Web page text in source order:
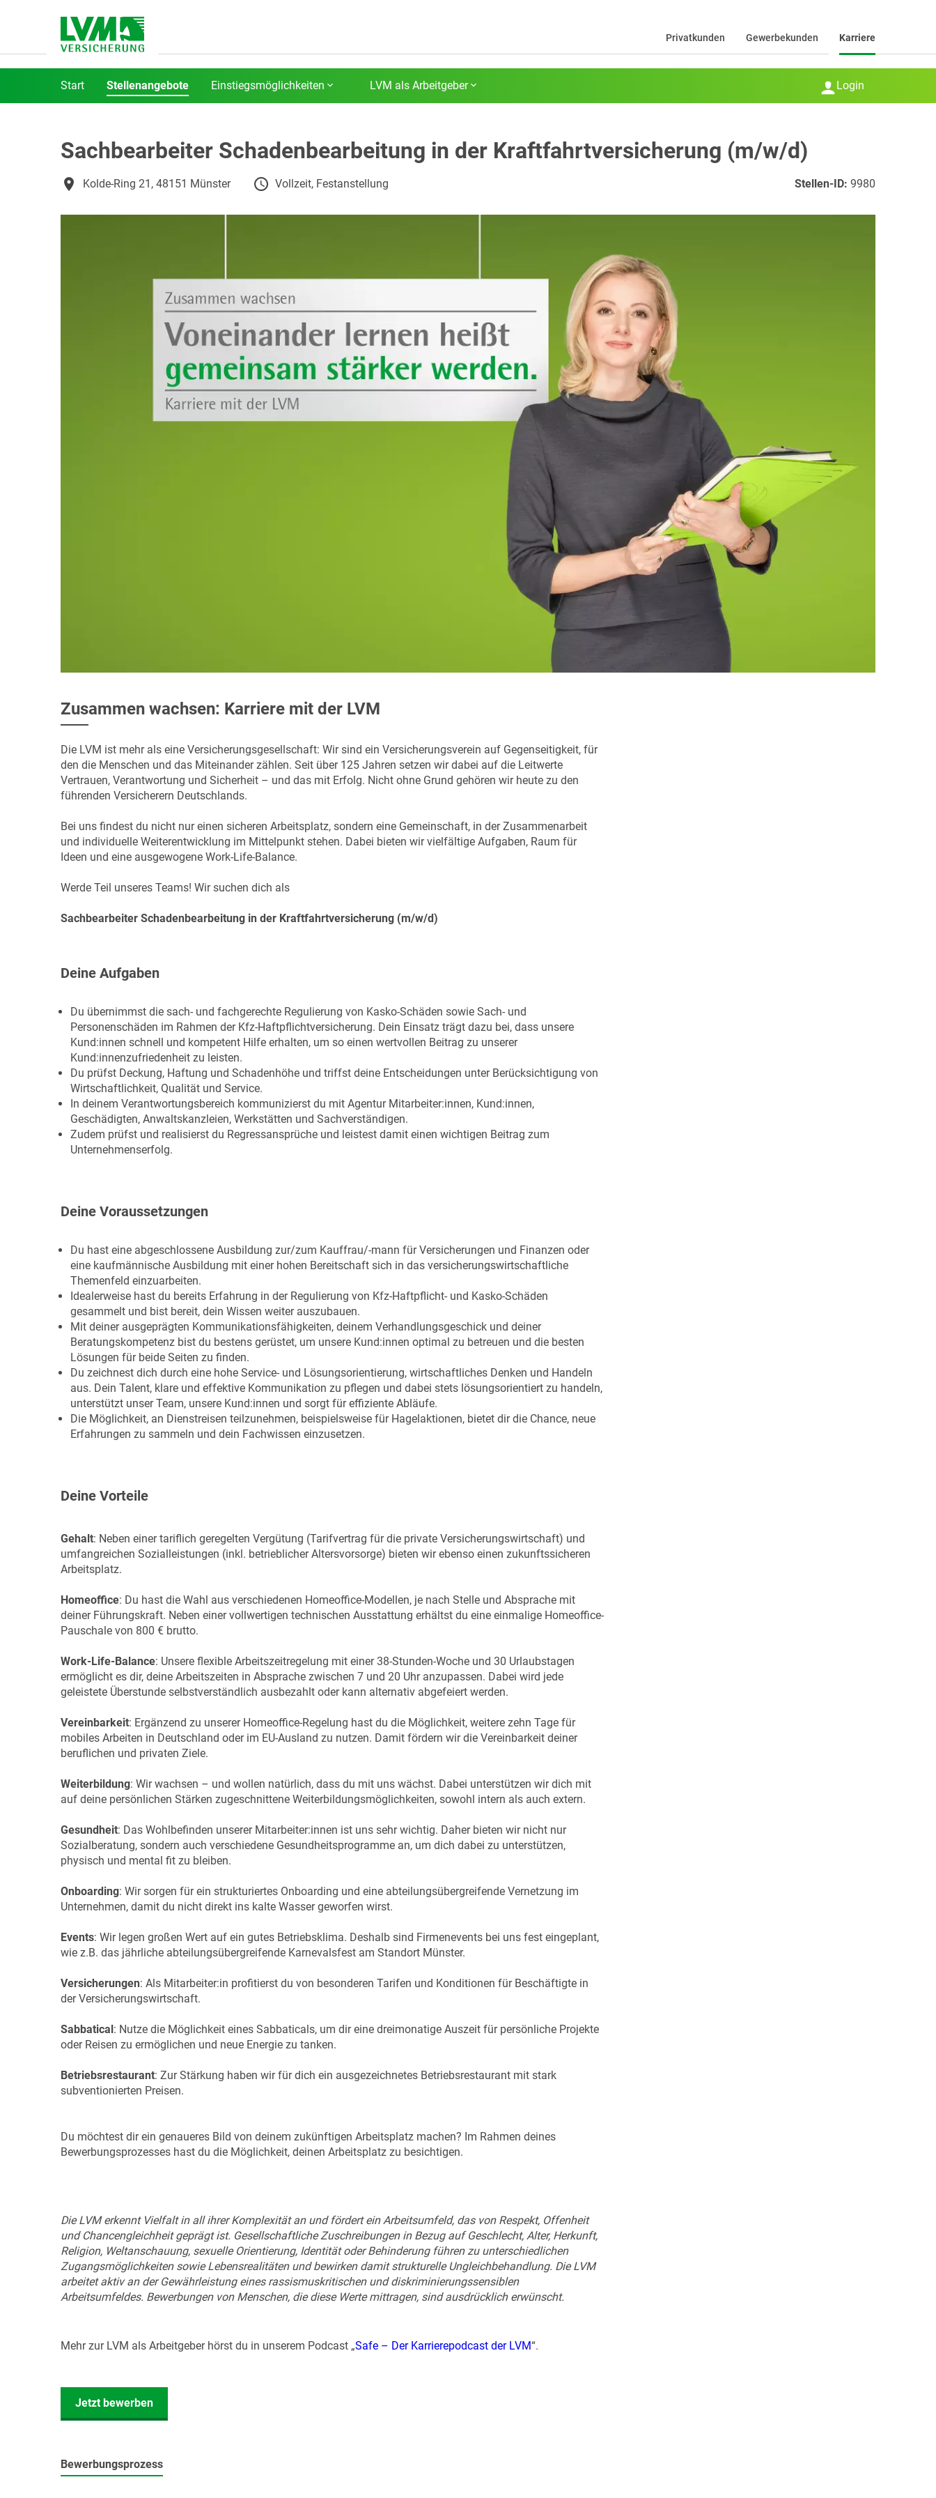
Privatkunden Gewerbekunden Karriere
Start Stellenangebote Einstiegsmöglichkeiten LVM als Arbeitgeber Login
Sachbearbeiter Schadenbearbeitung in der Kraftfahrtversicherung (m/w/d)
Kolde-Ring 21, 48151 Münster Vollzeit, Festanstellung Stellen-ID: 9980
Zusammen wachsen: Karriere mit der LVM
Die LVM ist mehr als eine Versicherungsgesellschaft: Wir sind ein Versicherungsverein auf Gegenseitigkeit, für
den die Menschen und das Miteinander zählen. Seit über 125 Jahren setzen wir dabei auf die Leitwerte
Vertrauen, Verantwortung und Sicherheit – und das mit Erfolg. Nicht ohne Grund gehören wir heute zu den
führenden Versicherern Deutschlands.
Bei uns findest du nicht nur einen sicheren Arbeitsplatz, sondern eine Gemeinschaft, in der Zusammenarbeit
und individuelle Weiterentwicklung im Mittelpunkt stehen. Dabei bieten wir vielfältige Aufgaben, Raum für
Ideen und eine ausgewogene Work-Life-Balance.
Werde Teil unseres Teams! Wir suchen dich als
Sachbearbeiter Schadenbearbeitung in der Kraftfahrtversicherung (m/w/d)
Deine Aufgaben
Du übernimmst die sach- und fachgerechte Regulierung von Kasko-Schäden sowie Sach- und
Personenschäden im Rahmen der Kfz-Haftpflichtversicherung. Dein Einsatz trägt dazu bei, dass unsere
Kund:innen schnell und kompetent Hilfe erhalten, um so einen wertvollen Beitrag zu unserer
Kund:innenzufriedenheit zu leisten.
Du prüfst Deckung, Haftung und Schadenhöhe und triffst deine Entscheidungen unter Berücksichtigung von
Wirtschaftlichkeit, Qualität und Service.
In deinem Verantwortungsbereich kommunizierst du mit Agentur Mitarbeiter:innen, Kund:innen,
Geschädigten, Anwaltskanzleien, Werkstätten und Sachverständigen.
Zudem prüfst und realisierst du Regressansprüche und leistest damit einen wichtigen Beitrag zum
Unternehmenserfolg.
Deine Voraussetzungen
Du hast eine abgeschlossene Ausbildung zur/zum Kauffrau/-mann für Versicherungen und Finanzen oder
eine kaufmännische Ausbildung mit einer hohen Bereitschaft sich in das versicherungswirtschaftliche
Themenfeld einzuarbeiten.
Idealerweise hast du bereits Erfahrung in der Regulierung von Kfz-Haftpflicht- und Kasko-Schäden
gesammelt und bist bereit, dein Wissen weiter auszubauen.
Mit deiner ausgeprägten Kommunikationsfähigkeiten, deinem Verhandlungsgeschick und deiner
Beratungskompetenz bist du bestens gerüstet, um unsere Kund:innen optimal zu betreuen und die besten
Lösungen für beide Seiten zu finden.
Du zeichnest dich durch eine hohe Service- und Lösungsorientierung, wirtschaftliches Denken und Handeln
aus. Dein Talent, klare und effektive Kommunikation zu pflegen und dabei stets lösungsorientiert zu handeln,
unterstützt unser Team, unsere Kund:innen und sorgt für effiziente Abläufe.
Die Möglichkeit, an Dienstreisen teilzunehmen, beispielsweise für Hagelaktionen, bietet dir die Chance, neue
Erfahrungen zu sammeln und dein Fachwissen einzusetzen.
Deine Vorteile
Gehalt: Neben einer tariflich geregelten Vergütung (Tarifvertrag für die private Versicherungswirtschaft) und
umfangreichen Sozialleistungen (inkl. betrieblicher Altersvorsorge) bieten wir ebenso einen zukunftssicheren
Arbeitsplatz.
Homeoffice: Du hast die Wahl aus verschiedenen Homeoffice-Modellen, je nach Stelle und Absprache mit
deiner Führungskraft. Neben einer vollwertigen technischen Ausstattung erhältst du eine einmalige Homeoffice-
Pauschale von 800 € brutto.
Work-Life-Balance: Unsere flexible Arbeitszeitregelung mit einer 38-Stunden-Woche und 30 Urlaubstagen
ermöglicht es dir, deine Arbeitszeiten in Absprache zwischen 7 und 20 Uhr anzupassen. Dabei wird jede
geleistete Überstunde selbstverständlich ausbezahlt oder kann alternativ abgefeiert werden.
Vereinbarkeit: Ergänzend zu unserer Homeoffice-Regelung hast du die Möglichkeit, weitere zehn Tage für
mobiles Arbeiten in Deutschland oder im EU-Ausland zu nutzen. Damit fördern wir die Vereinbarkeit deiner
beruflichen und privaten Ziele.
Weiterbildung: Wir wachsen – und wollen natürlich, dass du mit uns wächst. Dabei unterstützen wir dich mit
auf deine persönlichen Stärken zugeschnittene Weiterbildungsmöglichkeiten, sowohl intern als auch extern.
Gesundheit: Das Wohlbefinden unserer Mitarbeiter:innen ist uns sehr wichtig. Daher bieten wir nicht nur
Sozialberatung, sondern auch verschiedene Gesundheitsprogramme an, um dich dabei zu unterstützen,
physisch und mental fit zu bleiben.
Onboarding: Wir sorgen für ein strukturiertes Onboarding und eine abteilungsübergreifende Vernetzung im
Unternehmen, damit du nicht direkt ins kalte Wasser geworfen wirst.
Events: Wir legen großen Wert auf ein gutes Betriebsklima. Deshalb sind Firmenevents bei uns fest eingeplant,
wie z.B. das jährliche abteilungsübergreifende Karnevalsfest am Standort Münster.
Versicherungen: Als Mitarbeiter:in profitierst du von besonderen Tarifen und Konditionen für Beschäftigte in
der Versicherungswirtschaft.
Sabbatical: Nutze die Möglichkeit eines Sabbaticals, um dir eine dreimonatige Auszeit für persönliche Projekte
oder Reisen zu ermöglichen und neue Energie zu tanken.
Betriebsrestaurant: Zur Stärkung haben wir für dich ein ausgezeichnetes Betriebsrestaurant mit stark
subventionierten Preisen.
Du möchtest dir ein genaueres Bild von deinem zukünftigen Arbeitsplatz machen? Im Rahmen deines
Bewerbungsprozesses hast du die Möglichkeit, deinen Arbeitsplatz zu besichtigen.
Die LVM erkennt Vielfalt in all ihrer Komplexität an und fördert ein Arbeitsumfeld, das von Respekt, Offenheit
und Chancengleichheit geprägt ist. Gesellschaftliche Zuschreibungen in Bezug auf Geschlecht, Alter, Herkunft,
Religion, Weltanschauung, sexuelle Orientierung, Identität oder Behinderung führen zu unterschiedlichen
Zugangsmöglichkeiten sowie Lebensrealitäten und bewirken damit strukturelle Ungleichbehandlung. Die LVM
arbeitet aktiv an der Gewährleistung eines rassismuskritischen und diskriminierungssensiblen
Arbeitsumfeldes. Bewerbungen von Menschen, die diese Werte mittragen, sind ausdrücklich erwünscht.
Mehr zur LVM als Arbeitgeber hörst du in unserem Podcast „Safe – Der Karrierepodcast der LVM“.
Jetzt bewerben
Bewerbungsprozess